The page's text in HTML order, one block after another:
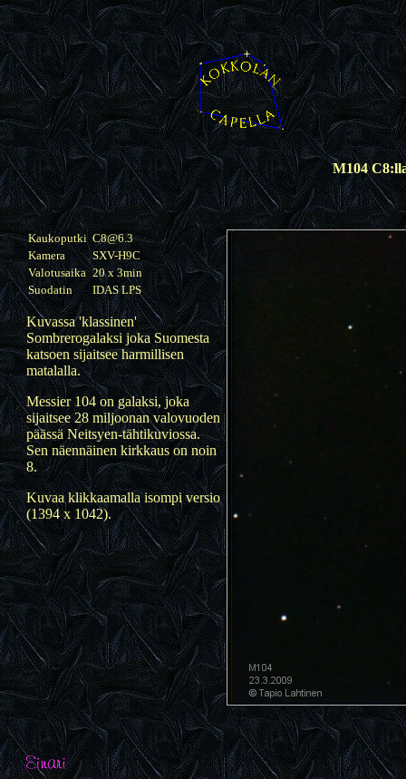
M104
Kaukoputki C8@6.3
Kamera
SXV-H9C
Valotusaika 20 x 3min
Suodatin
IDAS LPS
Kuvassa 'klassinen'
Sombrerogalaksi joka Suomesta
katsoen sijaitsee harmillisen
matalalla.
Messier 104 on galaksi, joka
sijaitsee 28 miljoonan valovuoden
päässä Neitsyen-tähtikuviossa.
Sen näennäinen kirkkaus on noin
8.
Kuvaa klikkaamalla isompi versio
(1394 x 1042).